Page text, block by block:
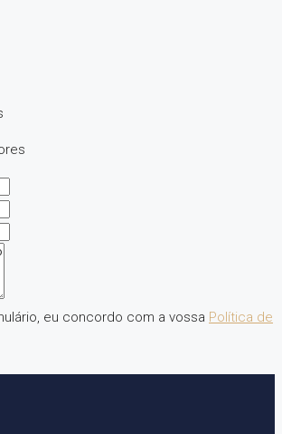
eu concordo com a vossa Política de